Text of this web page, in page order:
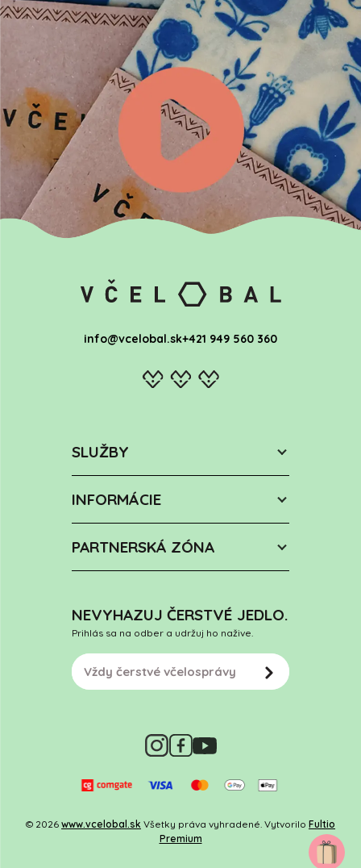
info@vcelobal.sk+421 949 560 360
SLUŽBY
INFORMÁCIE
PARTNERSKÁ ZÓNA
NEVYHAZUJ ČERSTVÉ JEDLO.
Prihlás sa na odber a udržuj ho nažive.
© 2026 www.vcelobal.sk Všetky práva vyhradené. Vytvorilo Fultio
Premium